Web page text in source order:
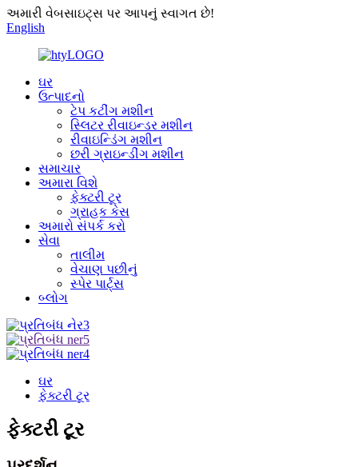
અમારી વેબસાઇટ્સ પર આપનું સ્વાગત છે!
English
ઘર
ઉત્પાદનો
ટેપ કટીંગ મશીન
સ્લિટર રીવાઇન્ડર મશીન
રીવાઇન્ડિંગ મશીન
છરી ગ્રાઇન્ડીંગ મશીન
સમાચાર
અમારા વિશે
ફેક્ટરી ટૂર
ગ્રાહક કેસ
અમારો સંપર્ક કરો
સેવા
તાલીમ
વેચાણ પછીનું
સ્પેર પાર્ટ્સ
બ્લોગ
ઘર
ફેક્ટરી ટૂર
ફેક્ટરી ટૂર